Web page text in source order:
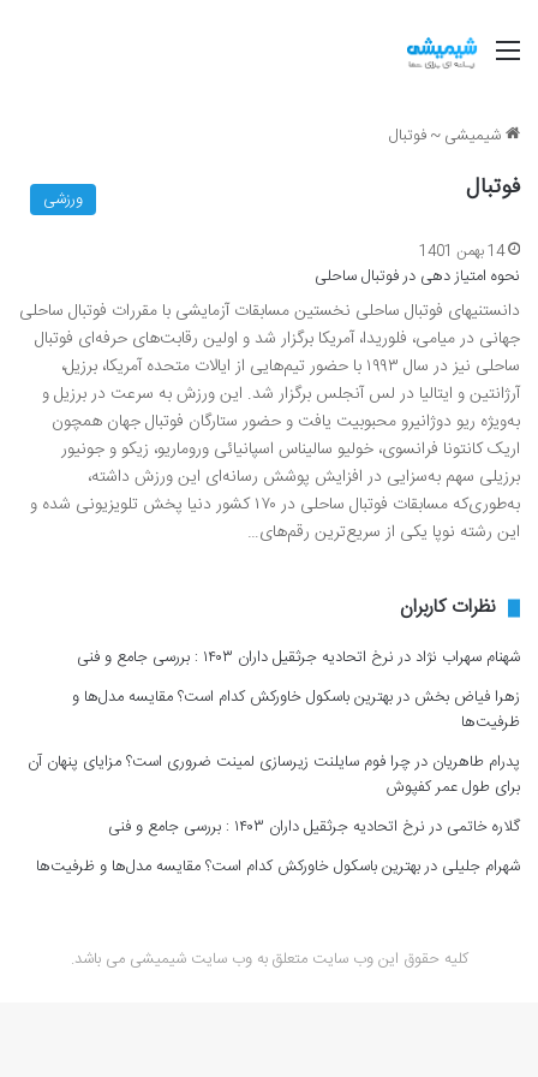
منو
شیمیشی~فوتبال
فوتبال ورزشی
14 بهمن 1401
نحوه امتیاز دهی در فوتبال ساحلی
دانستنیهای فوتبال ساحلی نخستین مسابقات آزمایشی با مقررات فوتبال ساحلی
جهانی در میامی، فلوریدا، آمریکا برگزار شد و اولین رقابت‌های حرفه‌ای فوتبال
ساحلی نیز در سال ۱۹۹۳ با حضور تیم‌هایی از ایالات متحده آمریکا، برزیل،
آرژانتین و ایتالیا در لس آنجلس برگزار شد. این ورزش به سرعت در برزیل و
به‌ویژه ریو دوژانیرو محبوبیت یافت و حضور ستارگان فوتبال جهان همچون
اریک کانتونا فرانسوی، خولیو سالیناس اسپانیائی وروماریو، زیکو و جونیور
برزیلی سهم به‌سزایی در افزایش پوشش رسانه‌ای این ورزش داشته،
به‌طوری‌که مسابقات فوتبال ساحلی در ۱۷۰ کشور دنیا پخش تلویزیونی شده و
این رشته نوپا یکی از سریع‌ترین رقم‌های…
نظرات کاربران
شهنام سهراب نژاد درنرخ اتحادیه جرثقیل داران ۱۴۰۳ : بررسی جامع و فنی
زهرا فیاض بخش دربهترین باسکول خاورکش کدام است؟ مقایسه مدل‌ها و
ظرفیت‌ها
پدرام طاهریان درچرا فوم سایلنت زیرسازی لمینت ضروری است؟ مزایای پنهان آن
برای طول عمر کفپوش
گلاره خاتمی درنرخ اتحادیه جرثقیل داران ۱۴۰۳ : بررسی جامع و فنی
شهرام جلیلی دربهترین باسکول خاورکش کدام است؟ مقایسه مدل‌ها و ظرفیت‌ها
کلیه حقوق این وب سایت متعلق به وب سایت شیمیشی می باشد.